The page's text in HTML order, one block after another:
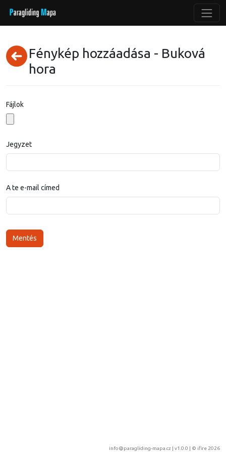
Fénykép hozzáadása - Buková
hora
Fájlok
Jegyzet
A te e-mail címed
info@paragliding-mapa.cz | v1.0.0 | © ifire 2026